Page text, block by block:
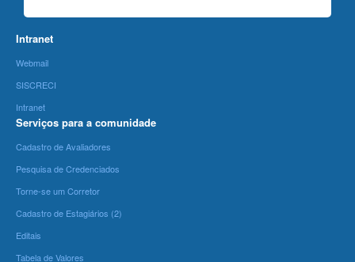
Intranet
Webmail
SISCRECI
Intranet
Serviços para a comunidade
Cadastro de Avaliadores
Pesquisa de Credenciados
Torne-se um Corretor
Cadastro de Estagiários (2)
Editais
Tabela de Valores